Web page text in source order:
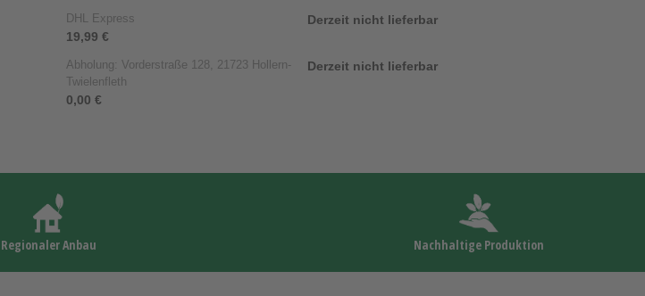
DHL Express
19,99 €
Derzeit nicht lieferbar
Abholung: Vorderstraße 128, 21723 Hollern-
Twielenfleth
0,00 €
Derzeit nicht lieferbar
Regionaler Anbau Nachhaltige Produktion